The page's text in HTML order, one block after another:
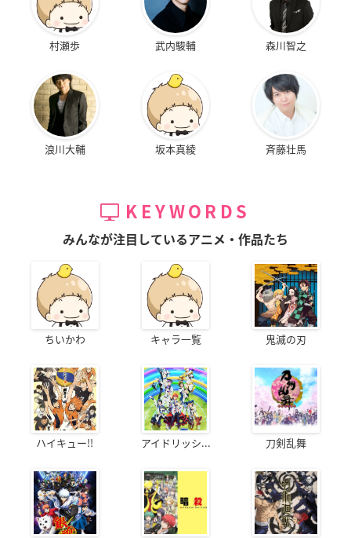
村瀬歩 武内駿輔 森川智之
浪川大輔 坂本真綾 斉藤壮馬
KEYWORDS
みんなが注目しているアニメ・作品たち
ちいかわ キャラ一覧 鬼滅の刃
ハイキュー!! アイドリッシ... 刀剣乱舞